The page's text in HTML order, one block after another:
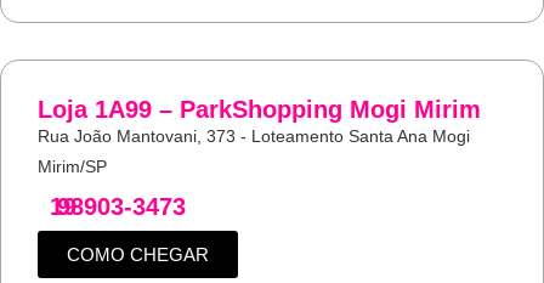
Loja 1A99 – ParkShopping Mogi Mirim
Rua João Mantovani, 373 - Loteamento Santa Ana Mogi
Mirim/SP
19
98903-3473
COMO CHEGAR